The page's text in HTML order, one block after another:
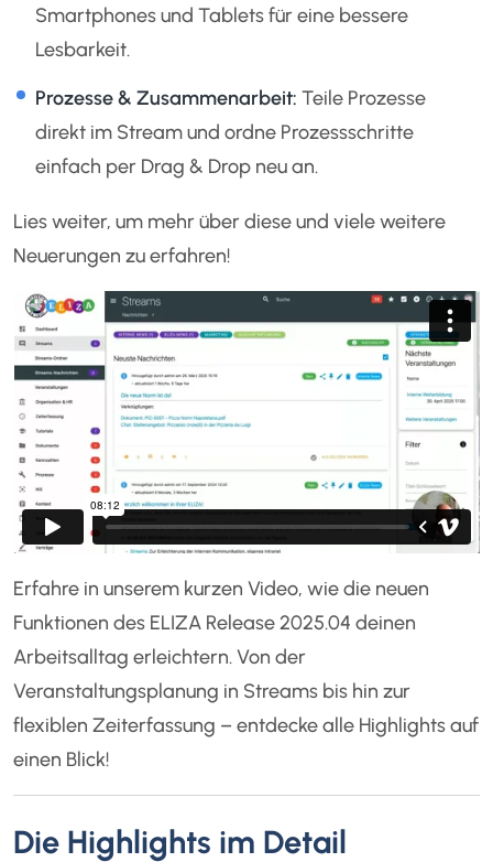
Smartphones und Tablets für eine bessere
Lesbarkeit.
Prozesse & Zusammenarbeit: Teile Prozesse
direkt im Stream und ordne Prozessschritte
einfach per Drag & Drop neu an.
Lies weiter, um mehr über diese und viele weitere
Neuerungen zu erfahren!
Erfahre in unserem kurzen Video, wie die neuen
Funktionen des ELIZA Release 2025.04 deinen
Arbeitsalltag erleichtern. Von der
Veranstaltungsplanung in Streams bis hin zur
flexiblen Zeiterfassung – entdecke alle Highlights auf
einen Blick!
Die Highlights im Detail